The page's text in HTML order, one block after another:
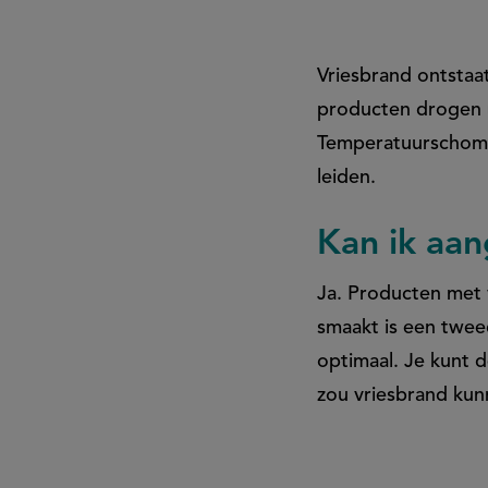
Vriesbrand
producten drogen
leiden.
Kan ik
Ja. Producten
smaakt is een
optimaal. Je kunt
zou vriesbrand